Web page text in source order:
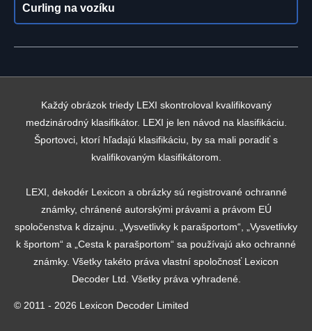
Curling na vozíku
Každý obrázok triedy LEXI skontroloval kvalifikovaný
medzinárodný klasifikátor. LEXI je len návod na klasifikáciu.
Športovci, ktorí hľadajú klasifikáciu, by sa mali poradiť s
kvalifikovaným klasifikátorom.
LEXI, dekodér Lexicon a obrázky sú registrované ochranné
známky, chránené autorskými právami a právom EÚ
spoločenstva k dizajnu. „Vysvetlivky k parašportom“, „Vysvetlivky
k športom“ a „Cesta k parašportom“ sa používajú ako ochranné
známky. Všetky takéto práva vlastní spoločnosť Lexicon
Decoder Ltd. Všetky práva vyhradené.
© 2011 - 2026 Lexicon Decoder Limited